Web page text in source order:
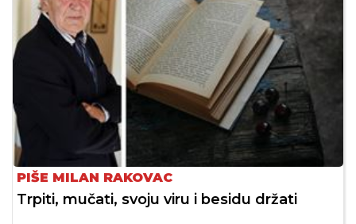
PIŠE MILAN RAKOVAC
Trpiti, mučati, svoju viru i besidu držati